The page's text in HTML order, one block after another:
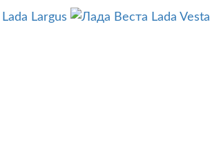
Lada Largus Lada Vesta